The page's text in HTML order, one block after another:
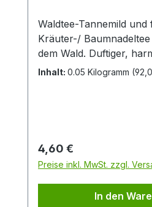
Waldtee-Tannemild
Kräuter-/
dem Wald. Duftiger,
vollmundiger
Schafgarbe, Tannen-
Holunderbeere,
aus kbA. Herkunftsland:
Koratien Hersteller:
Naturkost GmbH Teezubereitung:9 TL
Inhalt: 0.05 Kilogramm
Regulärer Preis:
4,60 €
Preise inkl. MwSt. zzgl.
In den